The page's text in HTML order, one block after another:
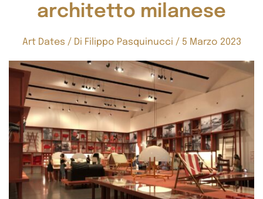
architetto milanese
Art Dates / Di Filippo Pasquinucci / 5 Marzo 2023